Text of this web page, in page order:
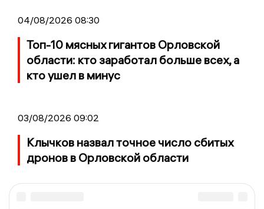
04/08/2026 08:30
Топ-10 мясных гигантов Орловской
области: кто заработал больше всех, а
кто ушел в минус
03/08/2026 09:02
Клычков назвал точное число сбитых
дронов в Орловской области